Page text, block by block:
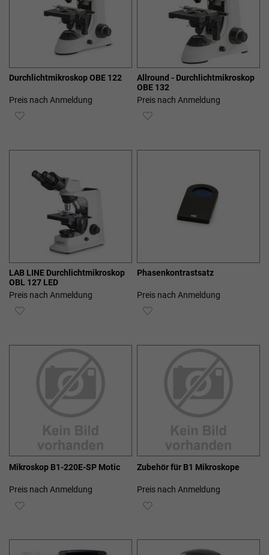
Durchlichtmikroskop OBE 122
Preis nach Anmeldung
ZUR
Allround - Durchlichtmikroskop
OBE 132
Preis nach Anmeldung
ZUR
LAB LINE Durchlichtmikroskop
OBL 127 LED
Preis nach Anmeldung
ZUR
HINZUFÜGEN
Phasenkontrastsatz
Preis nach Anmeldung
ZUR
HINZUFÜGEN
Mikroskop B1-220E-SP Motic
Preis nach Anmeldung
ZUR
Zubehör für B1 Mikroskope
Preis nach Anmeldung
ZUR